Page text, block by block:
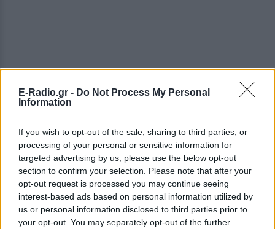
E-Radio.gr - Do Not Process My Personal
Information
If you wish to opt-out of the sale, sharing to third parties, or
processing of your personal or sensitive information for
targeted advertising by us, please use the below opt-out
section to confirm your selection. Please note that after your
opt-out request is processed you may continue seeing
interest-based ads based on personal information utilized by
us or personal information disclosed to third parties prior to
your opt-out. You may separately opt-out of the further
[ΠΗΓΗ]